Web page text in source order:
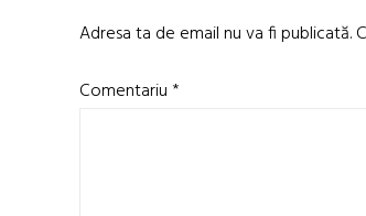
Adresa ta de email nu va fi publicată.
Comentariu*